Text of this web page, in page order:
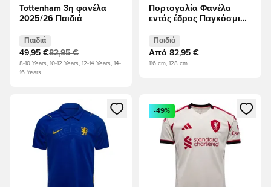
Tottenham 3η φανέλα
2025/26 Παιδιά
Παιδιά
49,95 €82,95 €
8-10 Years, 10-12 Years, 12-14 Years, 14-
16 Years
Πορτογαλία Φανέλα
εντός έδρας Παγκόσμιο
Παιδιά
Από 82,95 €
116 cm, 128 cm
Ανοίγει ένα Modal για να συνδεθείτε ή να εγγραφείτε ως
Ανοίγει ένα Modal για να
-49%